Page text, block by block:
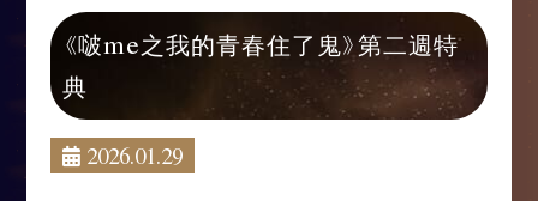
《啵me之我的青春住了鬼》第二週特
典
2026.01.29